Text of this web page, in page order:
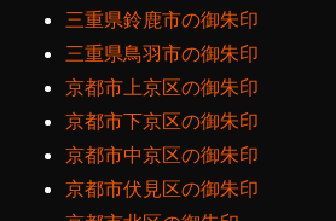
三重県鈴鹿市の御朱印
三重県鳥羽市の御朱印
京都市上京区の御朱印
京都市下京区の御朱印
京都市中京区の御朱印
京都市伏見区の御朱印